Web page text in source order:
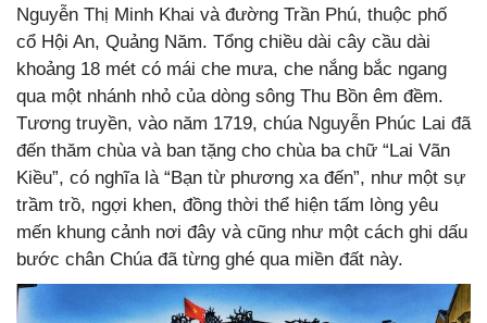
Nguyễn Thị Minh Khai và đường Trần Phú, thuộc phố
cổ Hội An, Quảng Năm. Tổng chiều dài cây cầu dài
khoảng 18 mét có mái che mưa, che nắng bắc ngang
qua một nhánh nhỏ của dòng sông Thu Bồn êm đềm.
Tương truyền, vào năm 1719, chúa Nguyễn Phúc Lai đã
đến thăm chùa và ban tặng cho chùa ba chữ “Lai Vãn
Kiều”, có nghĩa là “Bạn từ phương xa đến”, như một sự
trầm trồ, ngợi khen, đồng thời thể hiện tấm lòng yêu
mến khung cảnh nơi đây và cũng như một cách ghi dấu
bước chân Chúa đã từng ghé qua miền đất này.